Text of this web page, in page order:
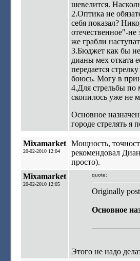
шевелится.
2.Оптика не
себя показал?
отечественное"-
же грабли
3.Бюджет как бы
дианы мех отката
передается
боюсь. Могу в
4.Для стрельбы по
скопилось уже не
Основное
городе стрелять я
Mixamarket
20-02-2010 12:04
Мощность,
рекомендовал
просто).
Mixamarket
20-02-2010 12:05
quote:
Originally
Основное
Этого не надо